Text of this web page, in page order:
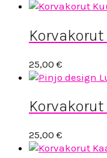
25,00 €
25,00 €